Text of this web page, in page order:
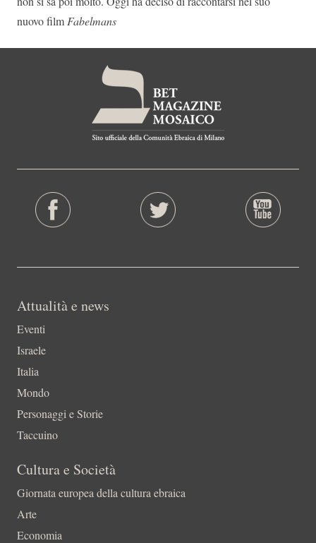
nuovo film Fabelmans
Attualità e news
Eventi
Israele
Italia
Mondo
Personaggi e Storie
Taccuino
Cultura e Società
Giornata europea della cultura ebraica
Arte
Economia